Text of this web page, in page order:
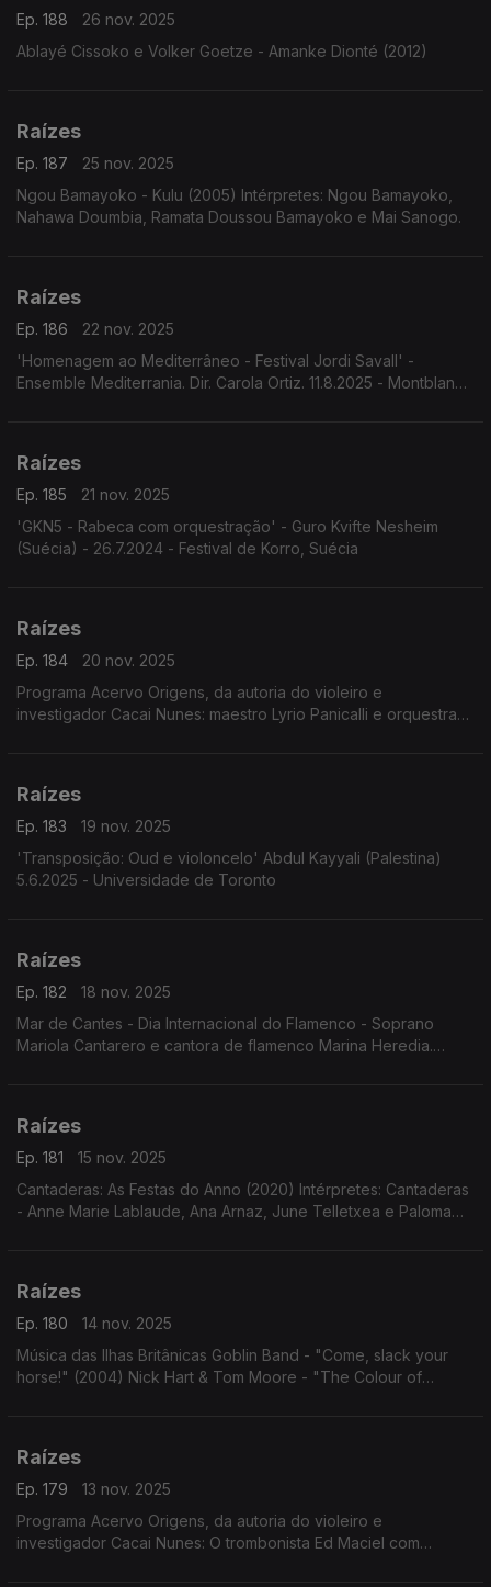
Ep. 188
26 nov. 2025
Ablayé Cissoko e Volker Goetze - Amanke Dionté (2012)
Raízes
Ep. 187
25 nov. 2025
Ngou Bamayoko - Kulu (2005) Intérpretes: Ngou Bamayoko,
Nahawa Doumbia, Ramata Doussou Bamayoko e Mai Sanogo.
Raízes
Ep. 186
22 nov. 2025
'Homenagem ao Mediterrâneo - Festival Jordi Savall' -
Ensemble Mediterrania. Dir. Carola Ortiz. 11.8.2025 - Montblanc,
Raízes
Ep. 185
21 nov. 2025
'GKN5 - Rabeca com orquestração' - Guro Kvifte Nesheim
(Suécia) - 26.7.2024 - Festival de Korro, Suécia
Raízes
Ep. 184
20 nov. 2025
Programa Acervo Origens, da autoria do violeiro e
investigador Cacai Nunes: maestro Lyrio Panicalli e orquestra
Raízes
Ep. 183
19 nov. 2025
'Transposição: Oud e violoncelo' Abdul Kayyali (Palestina)
5.6.2025 - Universidade de Toronto
Raízes
Ep. 182
18 nov. 2025
Mar de Cantes - Dia Internacional do Flamenco - Soprano
Mariola Cantarero e cantora de flamenco Marina Heredia.
Raízes
Ep. 181
15 nov. 2025
Cantaderas: As Festas do Anno (2020) Intérpretes: Cantaderas
- Anne Marie Lablaude, Ana Arnaz, June Telletxea e Paloma
Raízes
Ep. 180
14 nov. 2025
Música das Ilhas Britânicas Goblin Band - "Come, slack your
horse!" (2004) Nick Hart & Tom Moore - "The Colour of
Raízes
Ep. 179
13 nov. 2025
Programa Acervo Origens, da autoria do violeiro e
investigador Cacai Nunes: O trombonista Ed Maciel com